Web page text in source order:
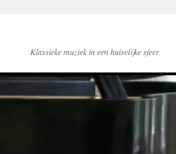
Klassieke muziek in een huiselijke sfeer